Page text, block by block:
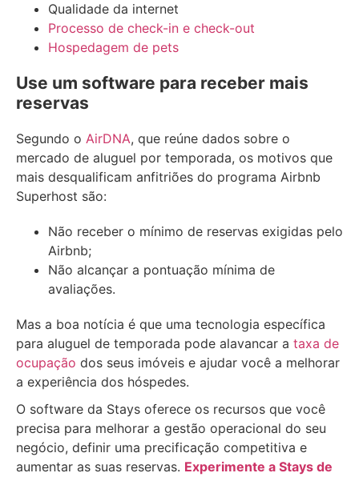
Qualidade da internet
Processo de check-in e check-out
Hospedagem de pets
Use um software para receber mais
reservas
Segundo o AirDNA, que reúne dados sobre o
mercado de aluguel por temporada, os motivos que
mais desqualificam anfitriões do programa Airbnb
Superhost são:
Não receber o mínimo de reservas exigidas pelo
Airbnb;
Não alcançar a pontuação mínima de
avaliações.
Mas a boa notícia é que uma tecnologia específica
para aluguel de temporada pode alavancar a taxa de
ocupação dos seus imóveis e ajudar você a melhorar
a experiência dos hóspedes.
O software da Stays oferece os recursos que você
precisa para melhorar a gestão operacional do seu
negócio, definir uma precificação competitiva e
aumentar as suas reservas. Experimente a Stays de